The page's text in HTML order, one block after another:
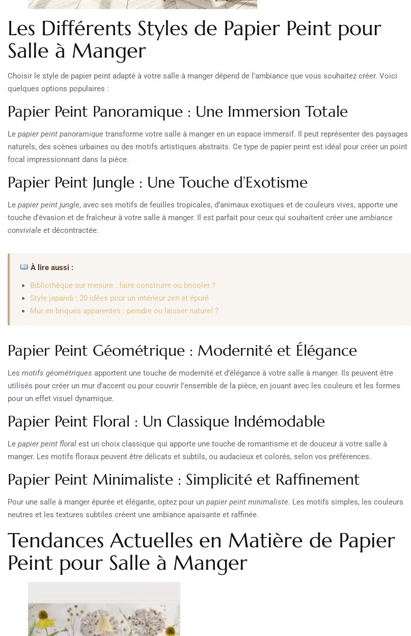
Les Différents Styles de Papier Peint pour
Salle à Manger
Choisir le style de papier peint adapté à votre salle à manger dépend de l’ambiance que vous souhaitez créer. Voici
quelques options populaires :
Papier Peint Panoramique : Une Immersion Totale
Le papier peint panoramique transforme votre salle à manger en un espace immersif. Il peut représenter des paysages
naturels, des scènes urbaines ou des motifs artistiques abstraits. Ce type de papier peint est idéal pour créer un point
focal impressionnant dans la pièce.
Papier Peint Jungle : Une Touche d’Exotisme
Le papier peint jungle, avec ses motifs de feuilles tropicales, d’animaux exotiques et de couleurs vives, apporte une
touche d’évasion et de fraîcheur à votre salle à manger. Il est parfait pour ceux qui souhaitent créer une ambiance
conviviale et décontractée.
À lire aussi :
Bibliothèque sur mesure : faire construire ou bricoler ?
Style japandi : 20 idées pour un intérieur zen et épuré
Mur en briques apparentes : peindre ou laisser naturel ?
Papier Peint Géométrique : Modernité et Élégance
Les motifs géométriques apportent une touche de modernité et d’élégance à votre salle à manger. Ils peuvent être
utilisés pour créer un mur d’accent ou pour couvrir l’ensemble de la pièce, en jouant avec les couleurs et les formes
pour un effet visuel dynamique.
Papier Peint Floral : Un Classique Indémodable
Le papier peint floral est un choix classique qui apporte une touche de romantisme et de douceur à votre salle à
manger. Les motifs floraux peuvent être délicats et subtils, ou audacieux et colorés, selon vos préférences.
Papier Peint Minimaliste : Simplicité et Raffinement
Pour une salle à manger épurée et élégante, optez pour un papier peint minimaliste. Les motifs simples, les couleurs
neutres et les textures subtiles créent une ambiance apaisante et raffinée.
Tendances Actuelles en Matière de Papier
Peint pour Salle à Manger